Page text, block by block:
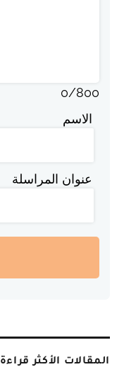
0/800
الاسم
عنوان المراسلة
المقالات الأكثر قراءة